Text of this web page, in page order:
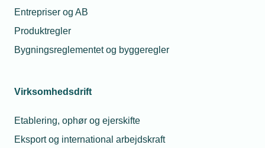
Entrepriser og AB
Produktregler
Bygningsreglementet og byggeregler
Virksomhedsdrift
Etablering, ophør og ejerskifte
Eksport og international arbejdskraft
Har du styr på fakturaen?
TEKNIQ FORKLARET: En korrekt udfyldt faktura kan være